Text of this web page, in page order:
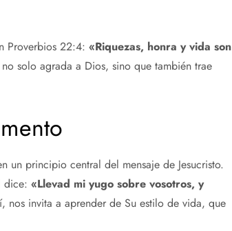
Proverbios 22:4:«Riquezas, honra y vida son
solo agrada a Dios, sino que también trae
un principio central del mensaje de Jesucristo.
dice:«Llevad mi yugo sobre vosotros, y
nos invita a aprender de Su estilo de vida, que